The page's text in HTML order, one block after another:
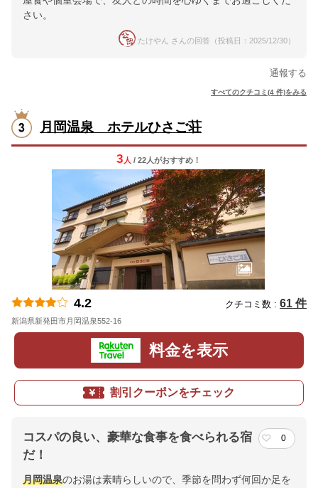
さい。
たけやん さんの回答（投稿日：2025/12/30）
通報する
すべてのクチコミ(4 件)をみる
月岡温泉 ホテルひさご荘
3 人 / 22人がおすすめ！
4.2 クチコミ数 : 61 件
新潟県新発田市月岡温泉552-16
料金を表示
割引クーポンをチェック
コスパの良い、豪華な食事を食べられる宿
だ！
0
月岡温泉のお湯は素晴らしいので、季節を問わず何回か足を